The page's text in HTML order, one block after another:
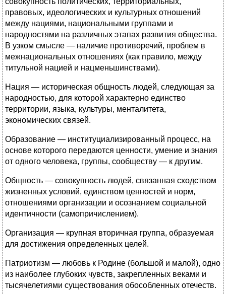
правовых, идеологических и культурных отношений
между нациями, национальными группами и
народностями на различных этапах развития общества.
В узком смысле — наличие противоречий, проблем в
межнациональных отношениях (как правило, между
титульной нацией и нацменьшинствами).
Нация — историческая общность людей, следующая за
народностью, для которой характерно единство
территории, языка, культуры, менталитета,
экономических связей.
Образование — институциализированный процесс, на
основе которого передаются ценности, умение и знания
от одного человека, группы, сообществу — к другим.
Общность — совокупность людей, связанная сходством
жизненных условий, единством ценностей и норм,
отношениями организации и осознанием социальной
идентичности (самопричислением).
Организация — крупная вторичная группа, образуемая
для достижения определенных целей.
Патриотизм — любовь к Родине (большой и малой), одно
из наиболее глубоких чувств, закрепленных веками и
тысячелетиями существования обособленных отечеств.